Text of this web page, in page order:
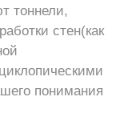
тоннели,
стен(как
понимания